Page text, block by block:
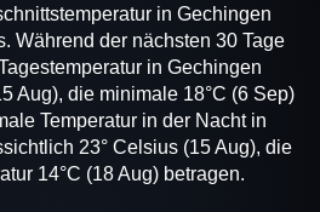
in Gechingen
Während der nächsten 30 Tage
in Gechingen
Aug), die minimale 18°C (6 Sep)
Temperatur in der Nacht in
23° Celsius (15 Aug), die
14°C (18 Aug) betragen.